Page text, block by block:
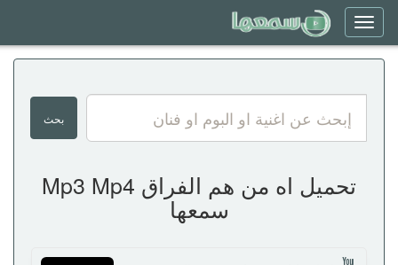
Toggle
navigation
تحميل اه من هم الفراق Mp3 Mp4
سمعها